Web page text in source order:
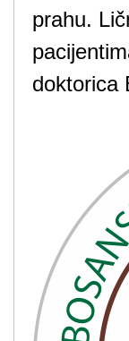
prahu.
doktorica